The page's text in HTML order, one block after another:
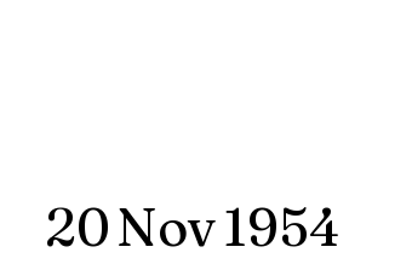
20Nov1954